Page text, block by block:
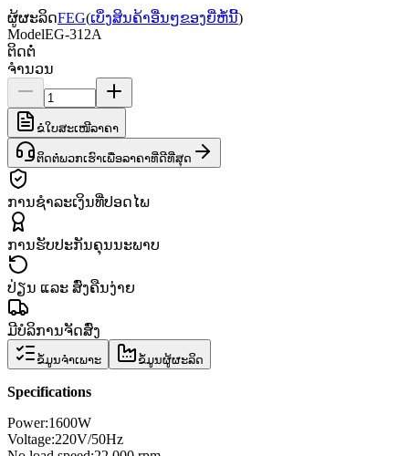
ຜູ້ຜະລິດFEG(ເບິ່ງສິນຄ້າອື່ນໆຂອງຍີ່ຫໍ້ນີ້)
ModelEG-312A
ຕິດຕໍ່
ຈຳນວນ
ຂໍໃບສະເໜີລາຄາ
ຕິດຕໍ່ພວກເຮົາເພື່ອລາຄາທີ່ດີທີ່ສຸດ
ການຊຳລະເງິນທີ່ປອດໄພ
ການຮັບປະກັນຄຸນນະພາບ
ປ່ຽນ ແລະ ສົ່ງຄືນງ່າຍ
ມີບໍລິການຈັດສົ່ງ
ຂໍ້ມູນຈຳເພາະ ຂໍ້ມູນຜູ້ຜະລິດ
Specifications
Power:1600W
Voltage:220V/50Hz